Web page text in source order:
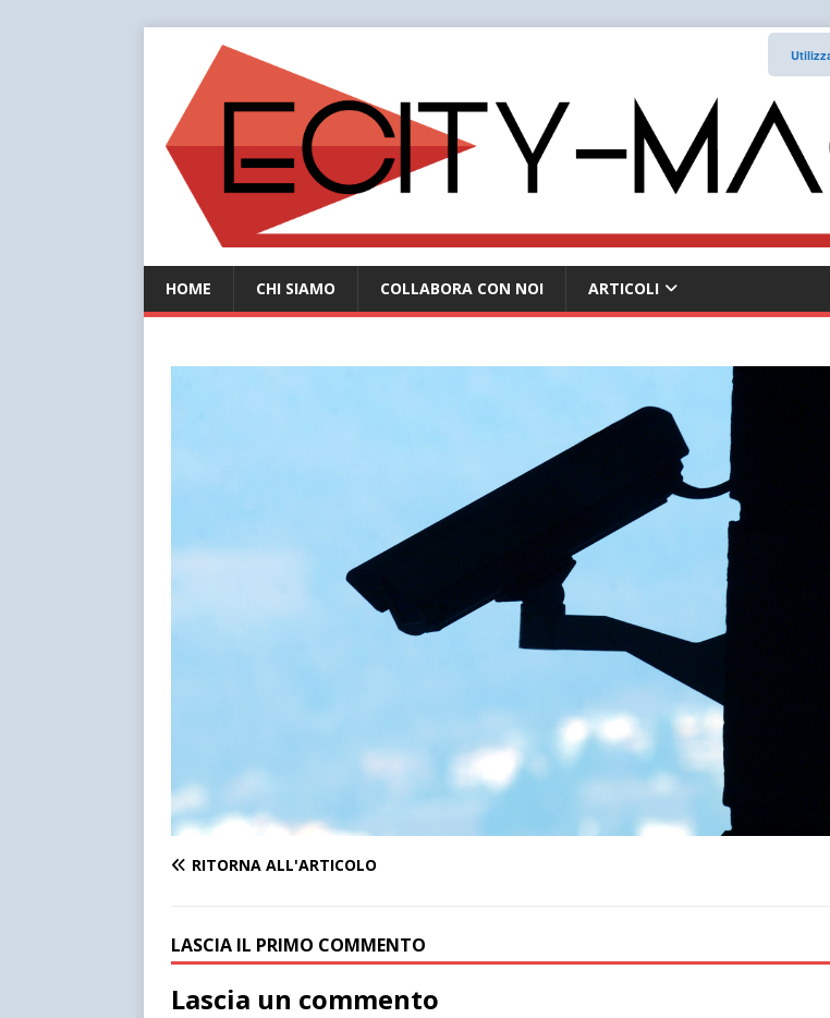
HOME CHI SIAMO COLLABORA CON NOI ARTICOLI
RITORNA ALL'ARTICOLO
LASCIA IL PRIMO COMMENTO
Lascia un commento